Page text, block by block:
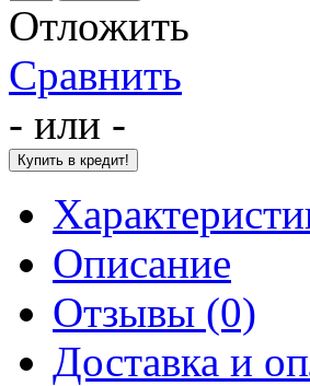
Отложить
Сравнить
- или -
Описание
Отзывы (0)
Доставка и